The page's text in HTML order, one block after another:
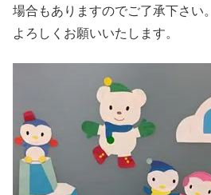
場合もありますのでご了承下さい。
よろしくお願いいたします。